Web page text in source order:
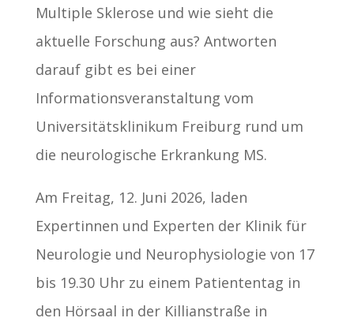
Multiple Sklerose und wie sieht die
aktuelle Forschung aus? Antworten
darauf gibt es bei einer
Informationsveranstaltung vom
Universitätsklinikum Freiburg rund um
die neurologische Erkrankung MS.
Am Freitag, 12. Juni 2026, laden
Expertinnen und Experten der Klinik für
Neurologie und Neurophysiologie von 17
bis 19.30 Uhr zu einem Patiententag in
den Hörsaal in der Killianstraße in